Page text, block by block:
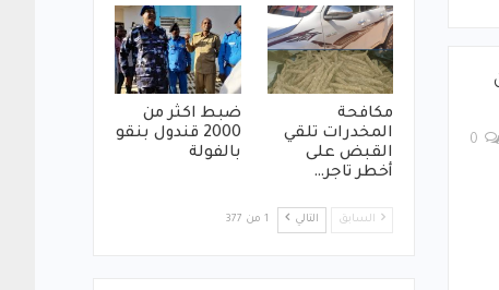
مكافحة
المخدرات تلقي
القبض على
أخطر تاجر…
ضبط اكثر من
2000 قندول بنقو
بالفولة
السابق التالي 1 من 377